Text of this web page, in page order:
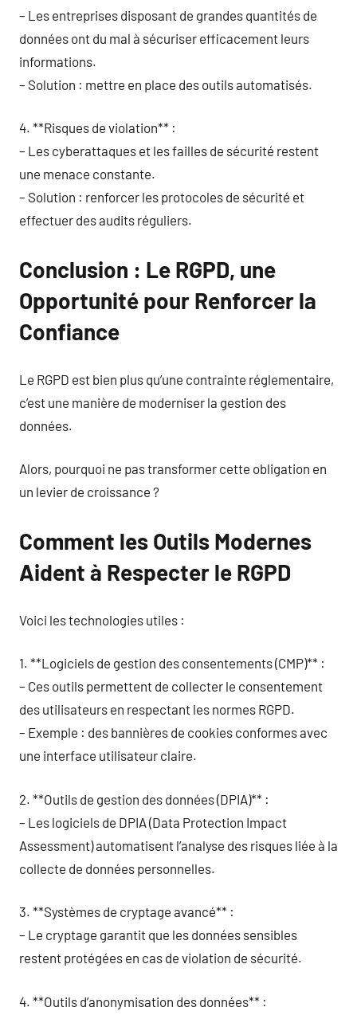
– Les entreprises disposant de grandes quantités de
données ont du mal à sécuriser efficacement leurs
informations.
– Solution : mettre en place des outils automatisés.
4. **Risques de violation** :
– Les cyberattaques et les failles de sécurité restent
une menace constante.
– Solution : renforcer les protocoles de sécurité et
effectuer des audits réguliers.
Conclusion : Le RGPD, une
Opportunité pour Renforcer la
Confiance
Le RGPD est bien plus qu’une contrainte réglementaire,
c’est une manière de moderniser la gestion des
données.
Alors, pourquoi ne pas transformer cette obligation en
un levier de croissance ?
Comment les Outils Modernes
Aident à Respecter le RGPD
Voici les technologies utiles :
1. **Logiciels de gestion des consentements (CMP)** :
– Ces outils permettent de collecter le consentement
des utilisateurs en respectant les normes RGPD.
– Exemple : des bannières de cookies conformes avec
une interface utilisateur claire.
2. **Outils de gestion des données (DPIA)** :
– Les logiciels de DPIA (Data Protection Impact
Assessment) automatisent l’analyse des risques liée à la
collecte de données personnelles.
3. **Systèmes de cryptage avancé** :
– Le cryptage garantit que les données sensibles
restent protégées en cas de violation de sécurité.
4. **Outils d’anonymisation des données** :